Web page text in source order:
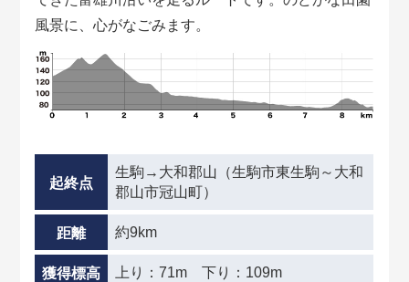
風景に、心がなごみます。
起終点
生駒→大和郡山（生駒市東生駒～大和
郡山市冠山町）
距離 約9km
獲得標高 上り：71m 下り：109m